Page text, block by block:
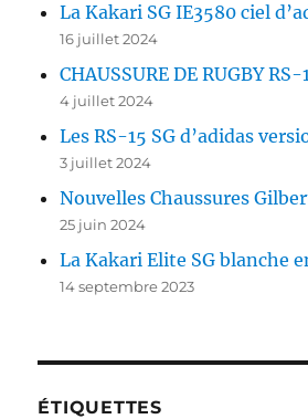
La Kakari SG IE3580 ciel
16 juillet 2024
CHAUSSURE DE RUGBY
4 juillet 2024
Les RS-15 SG d’adidas
3 juillet 2024
Nouvelles Chaussures
25 juin 2024
La Kakari Elite SG blanche
14 septembre 2023
ÉTIQUETTES